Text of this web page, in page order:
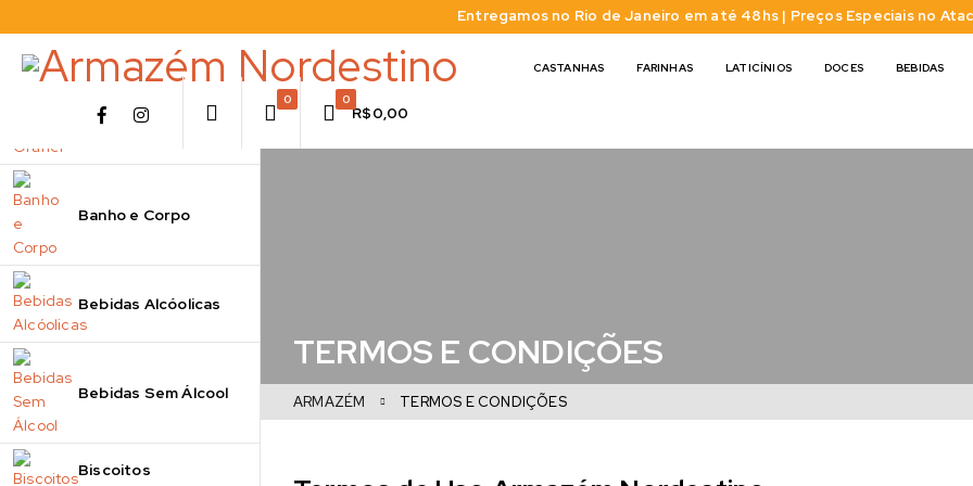
Entregamos no Rio de Janeiro em até 48hs | Preços Especiais no
CASTANHAS FARINHAS LATICÍNIOS DOCES BEBIDAS
0 0
R$0,00
Banho e Corpo
Bebidas Alcóolicas
Bebidas Sem Álcool
Biscoitos
TERMOS E CONDIÇÕES
ARMAZÉM TERMOS E CONDIÇÕES